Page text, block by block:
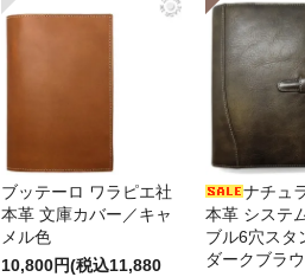
ブッテーロ ワラピエ社
本革 文庫カバー／キャ
メル色
10,800円(税込11,880
ナチュ
本革 システ
ブル6穴スタ
ダークブラ